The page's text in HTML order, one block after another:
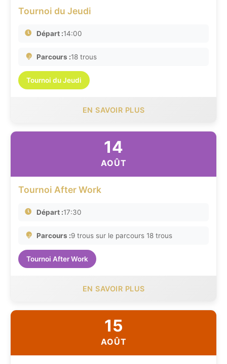
Tournoi du Jeudi
Départ :14:00
Parcours :18 trous
Tournoi du Jeudi
EN SAVOIR PLUS
14
AOÛT
Tournoi After Work
Départ :17:30
Parcours :9 trous sur le parcours 18 trous
Tournoi After Work
EN SAVOIR PLUS
15
AOÛT